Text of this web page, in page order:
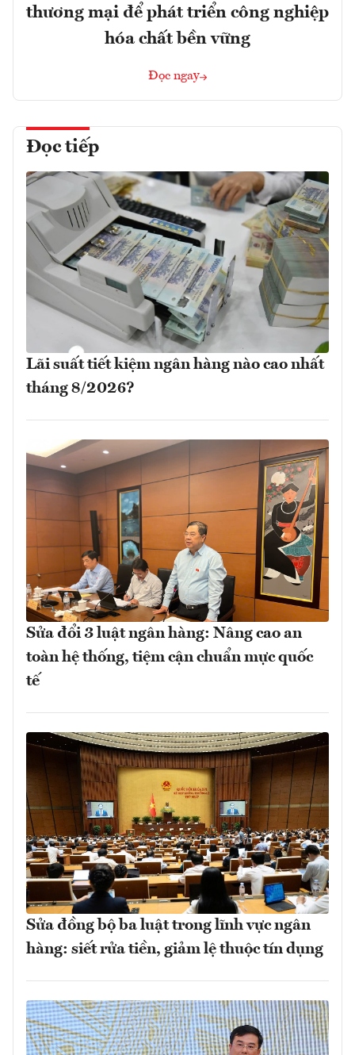
thương mại để phát triển công nghiệp
hóa chất bền vững
Đọc ngay
Đọc tiếp
Lãi suất tiết kiệm ngân hàng nào cao nhất
tháng 8/2026?
Sửa đổi 3 luật ngân hàng: Nâng cao an
toàn hệ thống, tiệm cận chuẩn mực quốc
tế
Sửa đồng bộ ba luật trong lĩnh vực ngân
hàng: siết rửa tiền, giảm lệ thuộc tín dụng